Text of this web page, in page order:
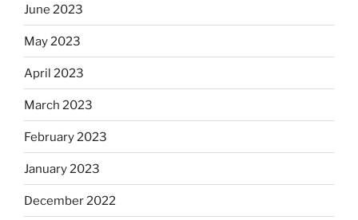
June 2023
May 2023
April 2023
March 2023
February 2023
January 2023
December 2022